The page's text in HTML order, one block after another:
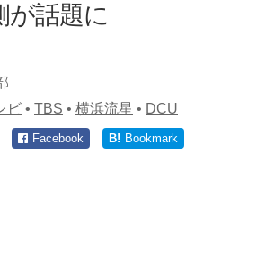
が話題に
ビ • TBS • 横浜流星 • DCU
Facebook B! Bookmark